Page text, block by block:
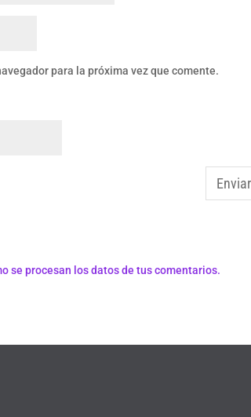
para la próxima vez que comente.
se procesan los datos de tus comentarios.